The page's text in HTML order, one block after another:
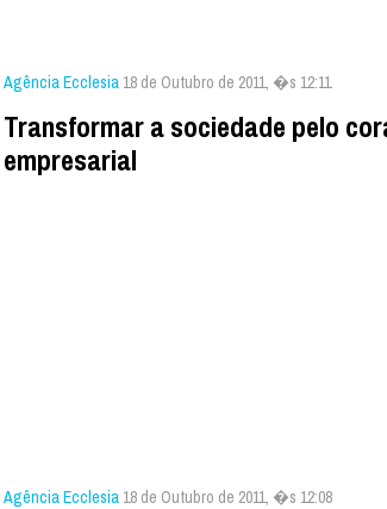
Agência Ecclesia 18 de Outubro de 2011, �s 12:11
Transformar a sociedade pelo
empresarial
Agência Ecclesia 18 de Outubro de 2011, �s 12:08